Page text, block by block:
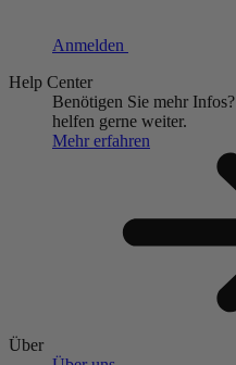
Anmelden
Help Center
Benötigen Sie mehr Infos?
helfen gerne weiter.
Mehr erfahren
Über